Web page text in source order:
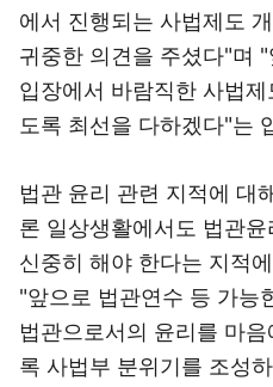
에서 진행되는 사법제도
귀중한 의견을 주셨다"며
입장에서 바람직한 사법
도록 최선을 다하겠다"는
법관 윤리 관련 지적에 대
론 일상생활에서도 법관
신중히 해야 한다는 지적
"앞으로 법관연수 등 가능
법관으로서의 윤리를 마
록 사법부 분위기를 조성